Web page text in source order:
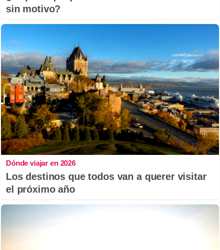
sin motivo?
Dónde viajar en 2026
Los destinos que todos van a querer visitar
el próximo año